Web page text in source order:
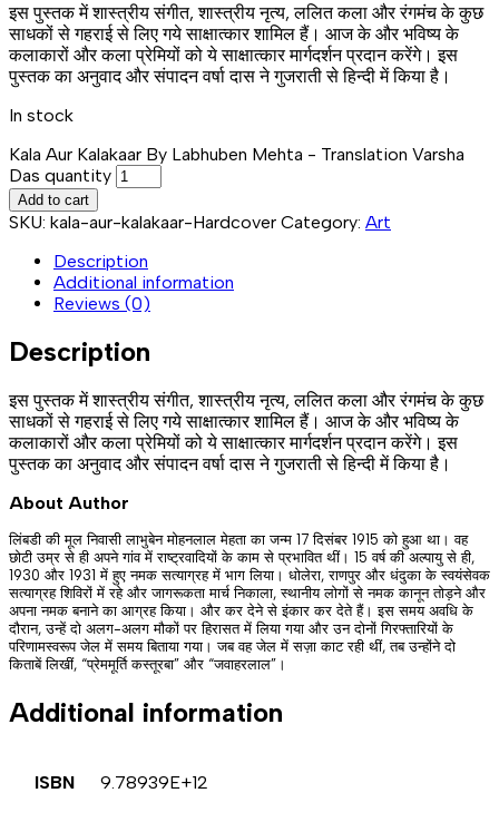
इस पुस्तक में शास्त्रीय संगीत, शास्त्रीय नृत्य, ललित कला और रंगमंच के कुछ
साधकों से गहराई से लिए गये साक्षात्कार शामिल हैं। आज के और भविष्य के
कलाकारों और कला प्रेमियों को ये साक्षात्कार मार्गदर्शन प्रदान करेंगे। इस
पुस्तक का अनुवाद और संपादन वर्षा दास ने गुजराती से हिन्दी में किया है।
In stock
Kala Aur Kalakaar By Labhuben Mehta - Translation Varsha
Das quantity
Add to cart
SKU: kala-aur-kalakaar-Hardcover Category: Art
Description
Additional information
Reviews (0)
Description
इस पुस्तक में शास्त्रीय संगीत, शास्त्रीय नृत्य, ललित कला और रंगमंच के कुछ
साधकों से गहराई से लिए गये साक्षात्कार शामिल हैं। आज के और भविष्य के
कलाकारों और कला प्रेमियों को ये साक्षात्कार मार्गदर्शन प्रदान करेंगे। इस
पुस्तक का अनुवाद और संपादन वर्षा दास ने गुजराती से हिन्दी में किया है।
About Author
लिंबडी की मूल निवासी लाभुबेन मोहनलाल मेहता का जन्म 17 दिसंबर 1915 को हुआ था। वह
छोटी उम्र से ही अपने गांव में राष्ट्रवादियों के काम से प्रभावित थीं। 15 वर्ष की अल्पायु से ही,
1930 और 1931 में हुए नमक सत्याग्रह में भाग लिया। धोलेरा, राणपुर और धंदुका के स्वयंसेवक
सत्याग्रह शिविरों में रहे और जागरूकता मार्च निकाला, स्थानीय लोगों से नमक कानून तोड़ने और
अपना नमक बनाने का आग्रह किया। और कर देने से इंकार कर देते हैं। इस समय अवधि के
दौरान, उन्हें दो अलग-अलग मौकों पर हिरासत में लिया गया और उन दोनों गिरफ्तारियों के
परिणामस्वरूप जेल में समय बिताया गया। जब वह जेल में सज़ा काट रही थीं, तब उन्होंने दो
किताबें लिखीं, “प्रेममूर्ति कस्तूरबा” और “जवाहरलाल”।
Additional information
ISBN 9.78939E+12